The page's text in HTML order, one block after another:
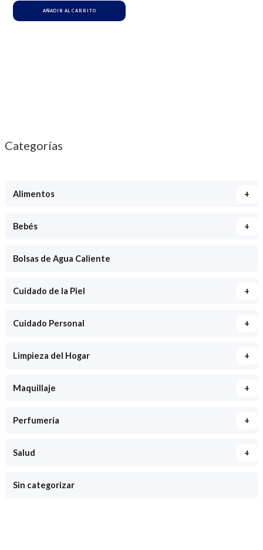
Categorías
Alimentos +
Bebés +
Bolsas de Agua Caliente
Cuidado de la Piel +
Cuidado Personal +
Limpieza del Hogar +
Maquillaje +
Perfumería +
Salud +
Sin categorizar
AÑADIR AL CARRITO